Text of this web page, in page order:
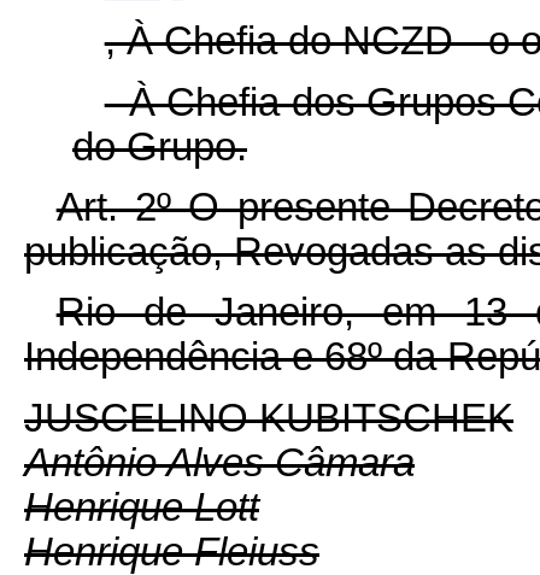
, À Chefia do NCZD - o
- À Chefia dos Grupos
do Grupo.
Art. 2º O presente
publicação, Revogadas as
Rio de Janeiro, em 13
Independência e 68º da
JUSCELINO KUBITSCHEK
Antônio Alves Câmara
Henrique Lott
Henrique Fleiuss